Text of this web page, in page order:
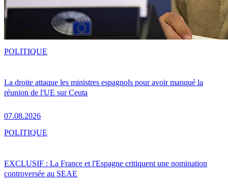
La droite attaque les ministres espagnols pour avoir manqué la
réunion de l'UE sur Ceuta
07.08.2026
POLITIQUE
EXCLUSIF : La France et l'Espagne critiquent une nomination
controversée au SEAE
POLITIQUE